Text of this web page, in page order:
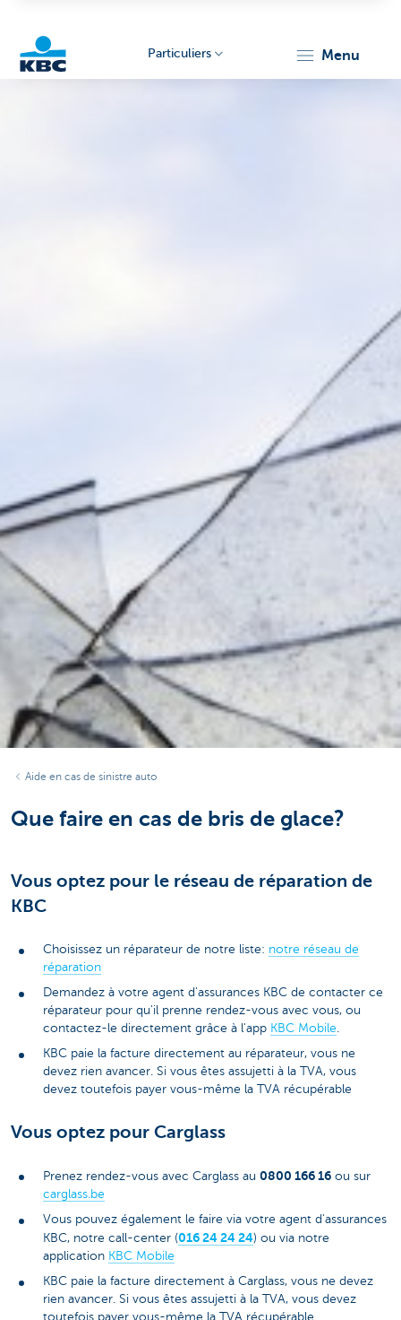
Particuliers menu
Aide en cas de sinistre auto
Que faire en cas de bris de glace?
Vous optez pour le réseau de réparation de
KBC
Choisissez un réparateur de notre liste: notre réseau de
réparation
Demandez à votre agent d'assurances KBC de contacter ce
réparateur pour qu'il prenne rendez-vous avec vous, ou
contactez-le directement grâce à l'app KBC Mobile.
KBC paie la facture directement au réparateur, vous ne
devez rien avancer. Si vous êtes assujetti à la TVA, vous
devez toutefois payer vous-même la TVA récupérable
Vous optez pour Carglass
Prenez rendez-vous avec Carglass au 0800 166 16 ou sur
carglass.be
Vous pouvez également le faire via votre agent d'assurances
KBC, notre call-center (016 24 24 24) ou via notre
application KBC Mobile
KBC paie la facture directement à Carglass, vous ne devez
rien avancer. Si vous êtes assujetti à la TVA, vous devez
toutefois payer vous-même la TVA récupérable